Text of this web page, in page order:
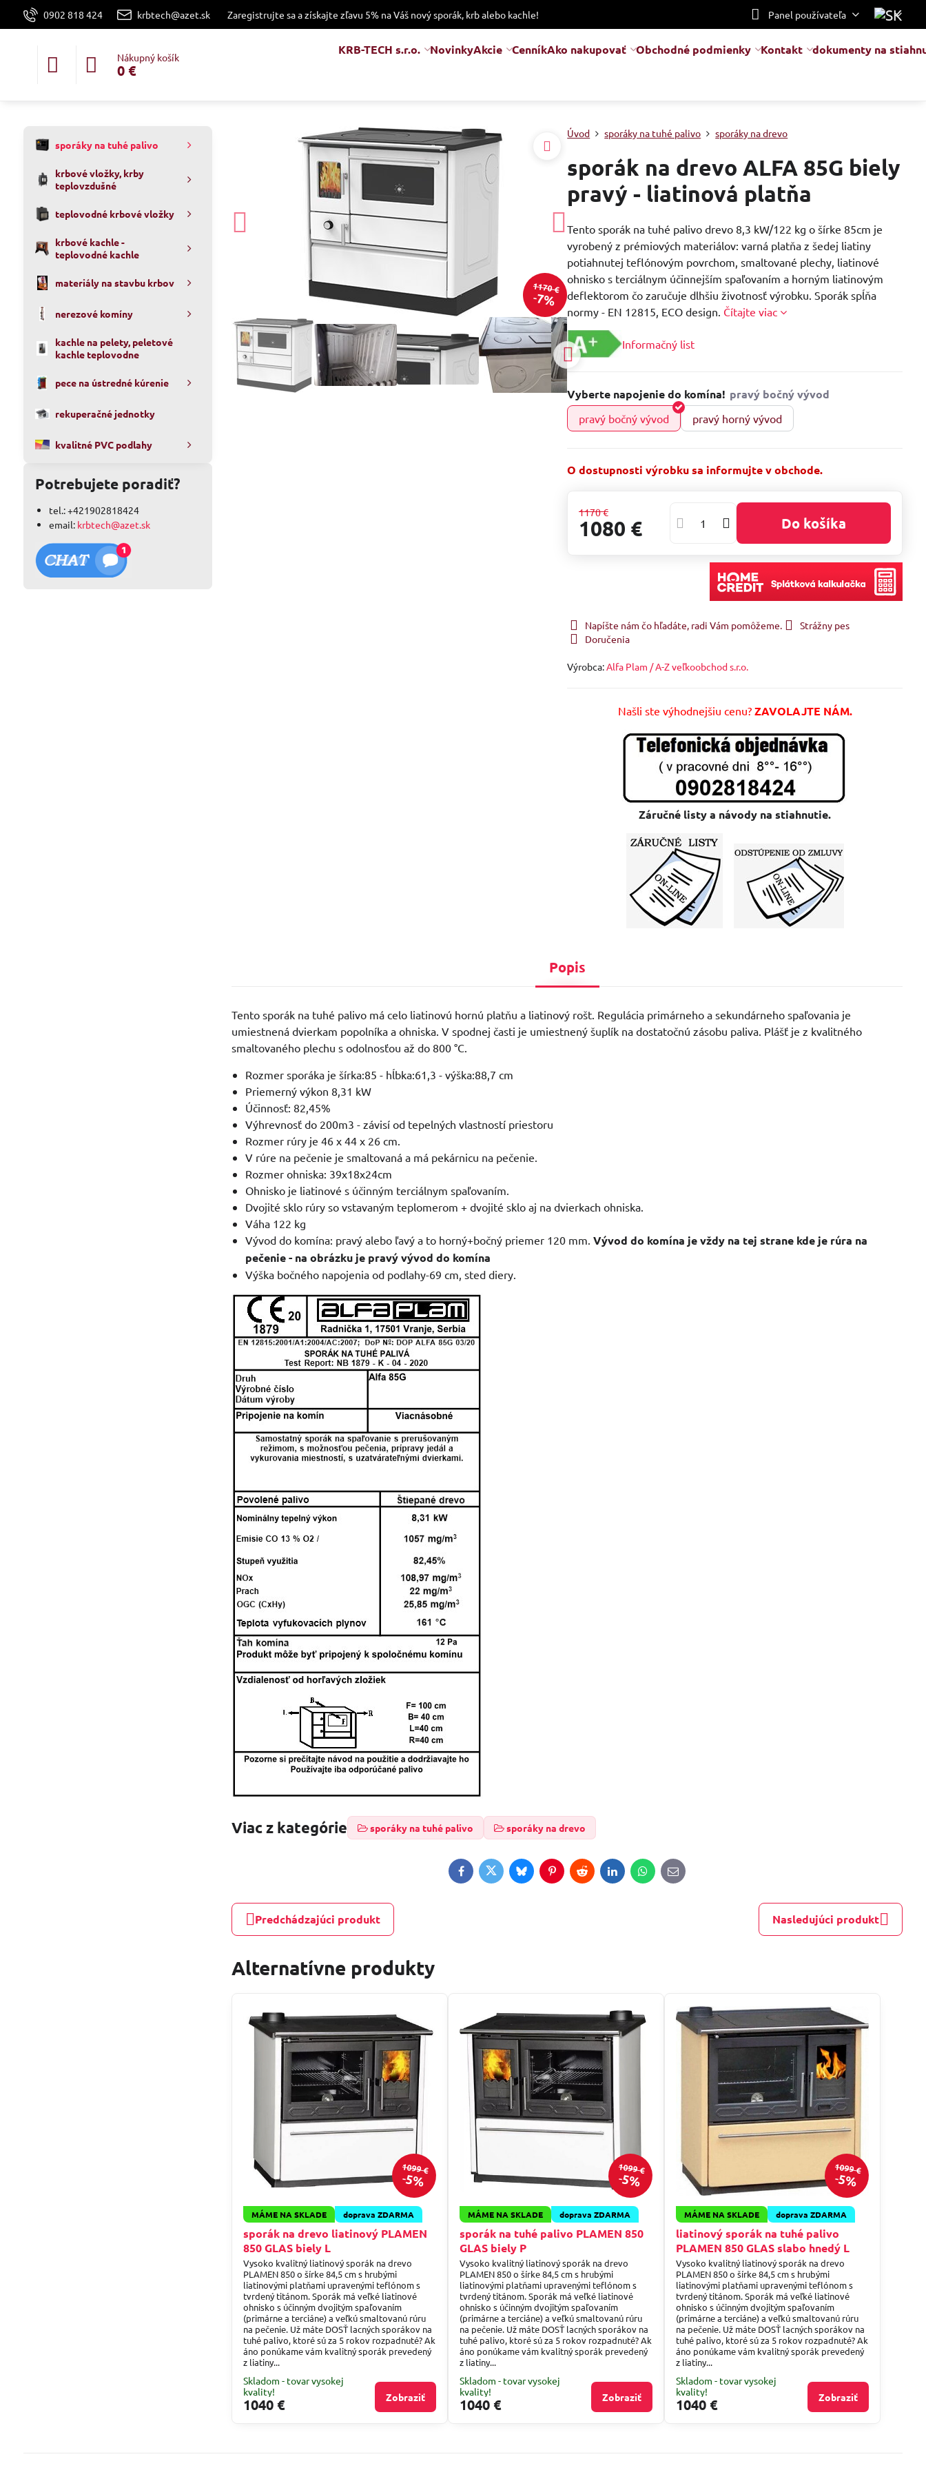
0902 818 424 krbtech@azet.sk Zaregistrujte sa a získajte zľavu 5% na Váš nový sporák, krb alebo kachle! Panel používateľa
Nákupný košík
0 €
KRB-TECH s.r.o. NovinkyAkcie CenníkAko nakupovať Obchodné podmienky Kontakt dokumenty na
1170 €
7%
Úvod sporáky na tuhé palivo sporáky na drevo
sporák na drevo ALFA 85G biely
pravý - liatinová platňa
Tento sporák na tuhé palivo drevo 8,3 kW/122 kg o šírke 85cm je
vyrobený z prémiových materiálov: varná platňa z šedej liatiny
potiahnutej teflónovým povrchom, smaltované plechy, liatinové
ohnisko s terciálnym účinnejším spaľovaním a horným liatinovým
deflektorom čo zaručuje dlhšiu životnosť výrobku. Sporák spĺňa
normy - EN 12815, ECO design. Čítajte viac
Informačný list
Vyberte napojenie do komína!
pravý bočný vývod pravý horný vývod
O dostupnosti výrobku sa informujte v obchode.
1170 €
1080 € Do košíka
Napíšte nám čo hľadáte, radi Vám pomôžeme.
Strážny pes
Doručenia
Výrobca: Alfa Plam / A-Z veľkoobchod s.r.o.
Našli ste výhodnejšiu cenu? ZAVOLAJTE NÁM.
Záručné listy a návody na stiahnutie.
Popis
Tento sporák na tuhé palivo má celo liatinovú hornú platňu a liatinový rošt. Regulácia primárneho a sekundárneho spaľovania je
umiestnená dvierkam popolníka a ohniska. V spodnej časti je umiestnený šuplík na dostatočnú zásobu paliva. Plášť je z kvalitného
smaltovaného plechu s odolnosťou až do 800 °C.
Rozmer sporáka je šírka:85 - hĺbka:61,3 - výška:88,7 cm
Priemerný výkon 8,31 kW
Účinnosť: 82,45%
Výhrevnosť do 200m3 - závisí od tepelných vlastností priestoru
Rozmer rúry je 46 x 44 x 26 cm.
V rúre na pečenie je smaltovaná a má pekárnicu na pečenie.
Rozmer ohniska: 39x18x24cm
Ohnisko je liatinové s účinným terciálnym spaľovaním.
Dvojité sklo rúry so vstavaným teplomerom + dvojité sklo aj na dvierkach ohniska.
Váha 122 kg
Vývod do komína: pravý alebo ľavý a to horný+bočný priemer 120 mm.Vývod do komína je vždy na tej strane kde je rúra na
pečenie - na obrázku je pravý vývod do komína
Výška bočného napojenia od podlahy-69 cm, sted diery.
Viac z kategórie sporáky na tuhé palivo sporáky na drevo
FacebookTwitterBlueskyPinterestRedditLinkedInWhatsApp
E-
mail
Predchádzajúci produkt Nasledujúci produkt
Alternatívne produkty
1099 €
5%
MÁME NA SKLADE doprava ZDARMA
sporák na drevo liatinový PLAMEN
850 GLAS biely L
Vysoko kvalitný liatinový sporák na drevo
PLAMEN 850 o šírke 84,5 cm s hrubými
liatinovými platňami upravenými teflónom s
tvrdený titánom. Sporák má veľké liatinové
ohnisko s účinným dvojitým spaľovaním
(primárne a terciáne) a veľkú smaltovanú rúru
na pečenie. Už máte DOSŤ lacných sporákov na
tuhé palivo, ktoré sú za 5 rokov rozpadnuté? Ak
áno ponúkame vám kvalitný sporák prevedený
z liatiny...
Skladom - tovar vysokej
kvality!
1040 € Zobraziť
1099 €
5%
MÁME NA SKLADE doprava ZDARMA
sporák na tuhé palivo PLAMEN 850
GLAS biely P
Vysoko kvalitný liatinový sporák na drevo
PLAMEN 850 o šírke 84,5 cm s hrubými
liatinovými platňami upravenými teflónom s
tvrdený titánom. Sporák má veľké liatinové
ohnisko s účinným dvojitým spaľovaním
(primárne a terciáne) a veľkú smaltovanú rúru
na pečenie. Už máte DOSŤ lacných sporákov na
tuhé palivo, ktoré sú za 5 rokov rozpadnuté? Ak
áno ponúkame vám kvalitný sporák prevedený
z liatiny...
Skladom - tovar vysokej
kvality!
1040 € Zobraziť
1099 €
5%
MÁME NA SKLADE doprava ZDARMA
liatinový sporák na tuhé palivo
PLAMEN 850 GLAS slabo hnedý L
Vysoko kvalitný liatinový sporák na drevo
PLAMEN 850 o šírke 84,5 cm s hrubými
liatinovými platňami upravenými teflónom s
tvrdený titánom. Sporák má veľké liatinové
ohnisko s účinným dvojitým spaľovaním
(primárne a terciáne) a veľkú smaltovanú rúru
na pečenie. Už máte DOSŤ lacných sporákov na
tuhé palivo, ktoré sú za 5 rokov rozpadnuté? Ak
áno ponúkame vám kvalitný sporák prevedený
z liatiny...
Skladom - tovar vysokej
kvality!
1040 € Zobraziť
sporáky na tuhé palivo
krbové vložky, krby
teplovzdušné
teplovodné krbové vložky
krbové kachle -
teplovodné kachle
materiály na stavbu krbov
nerezové komíny
kachle na pelety, peletové
kachle teplovodne
pece na ústredné kúrenie
rekuperačné jednotky
kvalitné PVC podlahy
Potrebujete poradiť?
tel.: +421902818424
email: krbtech@azet.sk